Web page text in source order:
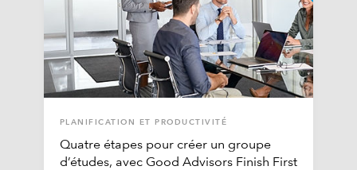
PLANIFICATION ET PRODUCTIVITÉ
Quatre étapes pour créer un groupe
d’études, avec Good Advisors Finish First